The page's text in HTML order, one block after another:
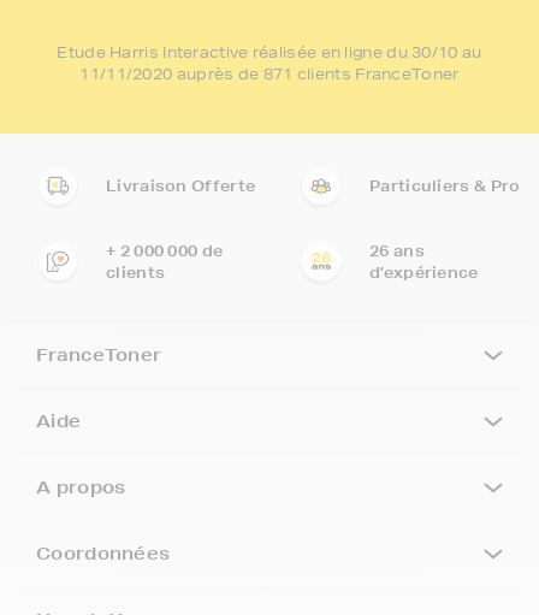
Etude Harris Interactive réalisée en ligne du 30/10 au
11/11/2020 auprès de 871 clients FranceToner
Livraison Offerte Particuliers & Pro
+ 2 000 000 de
clients
26 ans
d'expérience
FranceToner
Aide
A propos
Coordonnées